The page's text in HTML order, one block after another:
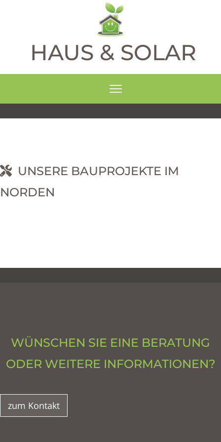
HAUS & SOLAR
UNSERE BAUPROJEKTE IM
NORDEN
WÜNSCHEN SIE EINE BERATUNG
ODER WEITERE INFORMATIONEN?
zum Kontakt